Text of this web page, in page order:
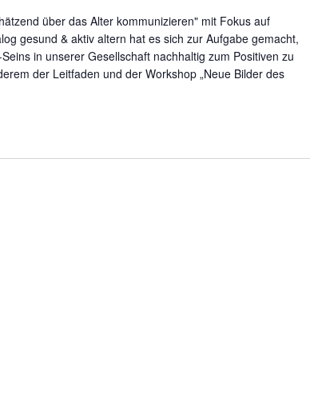
über das Alter kommunizieren" mit Fokus auf
gesund & aktiv altern hat es sich zur Aufgabe gemacht,
in unserer Gesellschaft nachhaltig zum Positiven zu
der Leitfaden und der Workshop „Neue Bilder des